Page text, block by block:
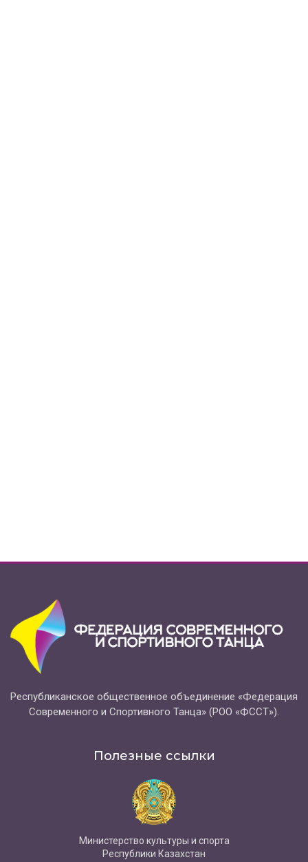
Республиканское общественное объединение «Федерация
Современного и Спортивного Танца» (РОО «ФССТ»).
Полезные ссылки
Министерство культуры и спорта
Республики Казахстан